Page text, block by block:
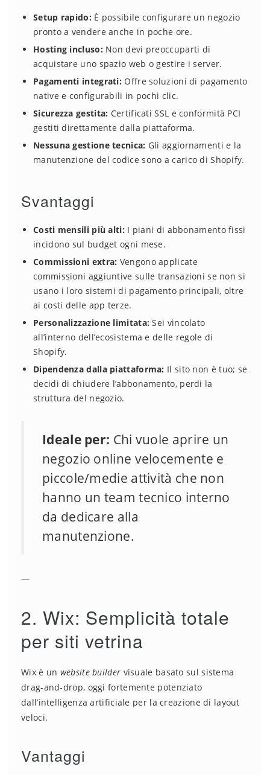
Setup rapido: È possibile configurare un negozio
pronto a vendere anche in poche ore.
Hosting incluso: Non devi preoccuparti di
acquistare uno spazio web o gestire i server.
Pagamenti integrati: Offre soluzioni di pagamento
native e configurabili in pochi clic.
Sicurezza gestita: Certificati SSL e conformità PCI
gestiti direttamente dalla piattaforma.
Nessuna gestione tecnica: Gli aggiornamenti e la
manutenzione del codice sono a carico di Shopify.
Svantaggi
Costi mensili più alti: I piani di abbonamento fissi
incidono sul budget ogni mese.
Commissioni extra: Vengono applicate
commissioni aggiuntive sulle transazioni se non si
usano i loro sistemi di pagamento principali, oltre
ai costi delle app terze.
Personalizzazione limitata: Sei vincolato
all’interno dell’ecosistema e delle regole di
Shopify.
Dipendenza dalla piattaforma: Il sito non è tuo; se
decidi di chiudere l’abbonamento, perdi la
struttura del negozio.
Ideale per: Chi vuole aprire un
negozio online velocemente e
piccole/medie attività che non
hanno un team tecnico interno
da dedicare alla
manutenzione.
—
2. Wix: Semplicità totale
per siti vetrina
Wix è un website builder visuale basato sul sistema
drag-and-drop, oggi fortemente potenziato
dall’intelligenza artificiale per la creazione di layout
veloci.
Vantaggi